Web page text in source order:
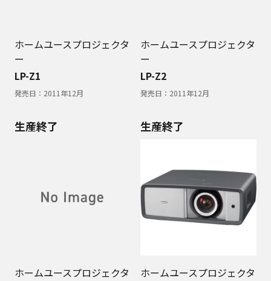
ホームユースプロジェクタ
ー
LP-Z1
発売日： 2011年12月
ホームユースプロジェクタ
ー
LP-Z2
発売日： 2011年12月
生産終了
ホームユースプロジェクタ
生産終了
ホームユースプロジェクタ